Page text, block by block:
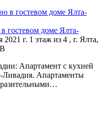
гостевом доме Ялта-
г. 1 этаж из 4 , г. Ялта,
Апартамент с кухней
Ливадия. Апартаменты